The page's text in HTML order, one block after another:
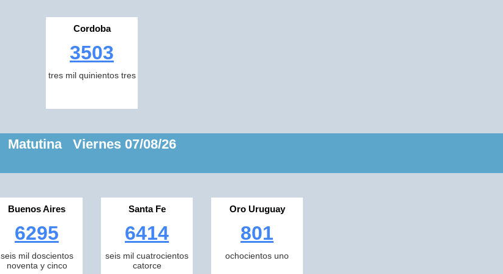
Cordoba
3503
tres mil quinientos tres
Matutina Viernes 07/08/26
Buenos Aires
6295
seis mil doscientos
noventa y cinco
Santa Fe
6414
seis mil cuatrocientos
catorce
Oro Uruguay
801
ochocientos uno